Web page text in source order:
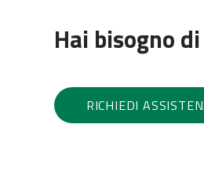
Hai bisogno
RICHIEDI